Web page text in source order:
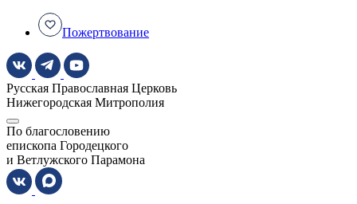
Пожертвование
Русская Православная Церковь
Нижегородская Митрополия
По благословению
епископа Городецкого
и Ветлужского Парамона